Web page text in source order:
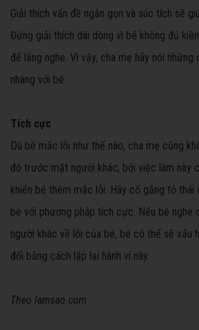
Giải thích vấn đề ngắn gọn và súc tích sẽ
Đừng giải thích dài dòng vì bé không đủ
để lắng nghe. Vì vậy, cha mẹ hãy nói những
nhàng với bé.
Tích cực
Dù bé mắc lỗi như thế nào, cha mẹ cũng
đó trước mặt người khác, bởi việc làm này
khiến bé thêm mắc lỗi. Hãy cố gắng tỏ thái
bé với phương pháp tích cực. Nếu bé nghe
người khác về lỗi của bé, bé có thể sẽ xấu
đối bằng cách lặp lại hành vi này.
Theo lamsao.com